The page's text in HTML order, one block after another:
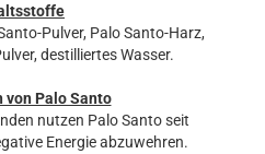
Pulver, Palo Santo-Harz,
destilliertes Wasser.
von Palo Santo
nutzen Palo Santo seit
Energie abzuwehren.